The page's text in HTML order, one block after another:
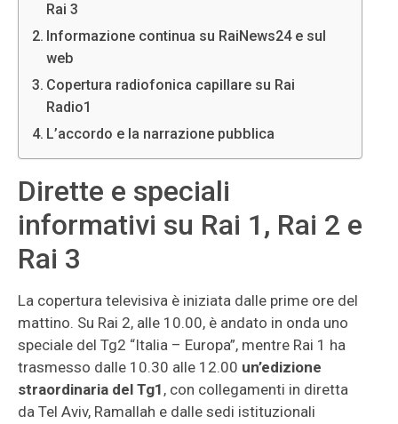
Rai 3
Informazione continua su RaiNews24 e sul
web
Copertura radiofonica capillare su Rai
Radio1
L’accordo e la narrazione pubblica
Dirette e speciali
informativi su Rai 1, Rai 2 e
Rai 3
La copertura televisiva è iniziata dalle prime ore del
mattino. Su Rai 2, alle 10.00, è andato in onda uno
speciale del Tg2 “Italia – Europa”, mentre Rai 1 ha
trasmesso dalle 10.30 alle 12.00 un’edizione
straordinaria del Tg1 , con collegamenti in diretta
da Tel Aviv, Ramallah e dalle sedi istituzionali